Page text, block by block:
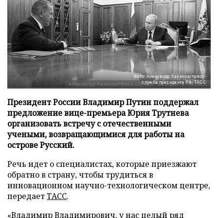
Фото: Александр Казаков/пресс-
служба президента РФ/ТАСС
Президент России Владимир Путин поддержал
предложение вице-премьера Юрия Трутнева
организовать встречу с отечественными
учеными, возвращающимися для работы на
острове Русский.
Речь идет о специалистах, которые приезжают
обратно в страну, чтобы трудиться в
инновационном научно-технологическом центре,
передаетТАСС.
«Владимир Владимирович, у нас целый ряд